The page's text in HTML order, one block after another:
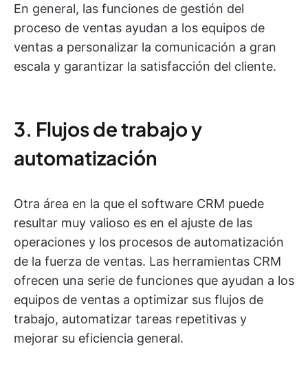
En general, las funciones de gestión del
proceso de ventas ayudan a los equipos de
ventas a personalizar la comunicación a gran
escala y garantizar la satisfacción del cliente.
3. Flujos de trabajo y
automatización
Otra área en la que el software CRM puede
resultar muy valioso es en el ajuste de las
operaciones y los procesos de automatización
de la fuerza de ventas. Las herramientas CRM
ofrecen una serie de funciones que ayudan a los
equipos de ventas a optimizar sus flujos de
trabajo, automatizar tareas repetitivas y
mejorar su eficiencia general.